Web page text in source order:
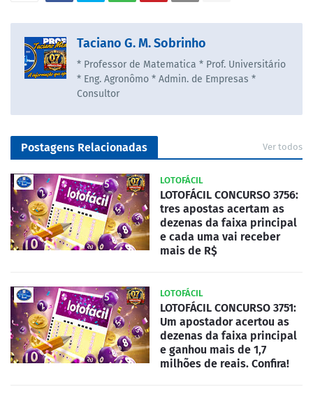
Taciano G. M. Sobrinho
* Professor de Matematica * Prof. Universitário
* Eng. Agronômo * Admin. de Empresas *
Consultor
Postagens Relacionadas Ver todos
LOTOFÁCIL
LOTOFÁCIL CONCURSO 3756:
tres apostas acertam as
dezenas da faixa principal
e cada uma vai receber
mais de R$
LOTOFÁCIL
LOTOFÁCIL CONCURSO 3751:
Um apostador acertou as
dezenas da faixa principal
e ganhou mais de 1,7
milhões de reais. Confira!